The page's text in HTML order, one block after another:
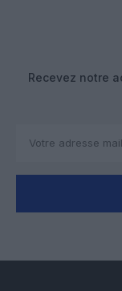
Recevez notre